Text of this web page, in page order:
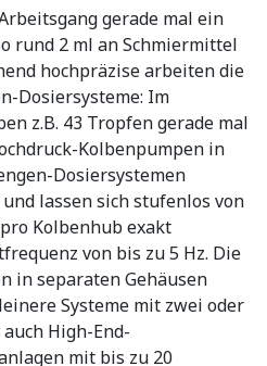
gerade mal ein
rund 2 ml an Schmiermittel
hochpräzise arbeiten die
Dosiersysteme: Im
z.B. 43 Tropfen gerade mal
Kolbenpumpen in
Dosiersystemen
lassen sich stufenlos von
pro Kolbenhub exakt
von bis zu 5 Hz. Die
in separaten Gehäusen
Systeme mit zwei oder
High-End-
mit bis zu 20